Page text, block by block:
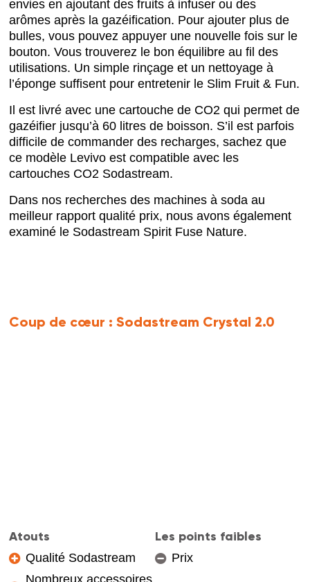
envies en ajoutant des fruits à infuser ou des
arômes après la gazéification. Pour ajouter plus de
bulles, vous pouvez appuyer une nouvelle fois sur le
bouton. Vous trouverez le bon équilibre au fil des
utilisations. Un simple rinçage et un nettoyage à
l’éponge suffisent pour entretenir le Slim Fruit & Fun.
Il est livré avec une cartouche de CO2 qui permet de
gazéifier jusqu’à 60 litres de boisson. S’il est parfois
difficile de commander des recharges, sachez que
ce modèle Levivo est compatible avec les
cartouches CO2 Sodastream.
Dans nos recherches des machines à soda au
meilleur rapport qualité prix, nous avons également
examiné le Sodastream Spirit Fuse Nature.
Coup de cœur :Sodastream Crystal 2.0
Atouts
Qualité Sodastream
Nombreux accessoires
Les points faibles
Prix